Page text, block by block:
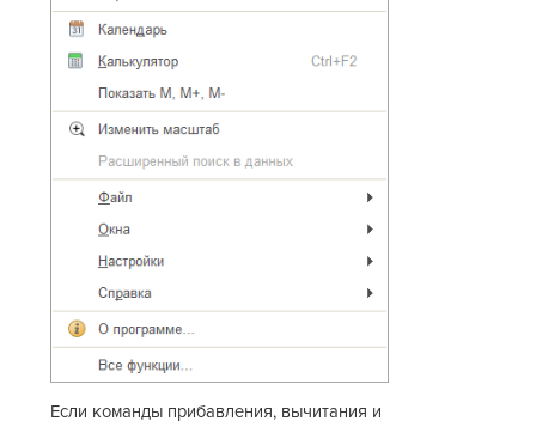
Если команды прибавления, вычитания и